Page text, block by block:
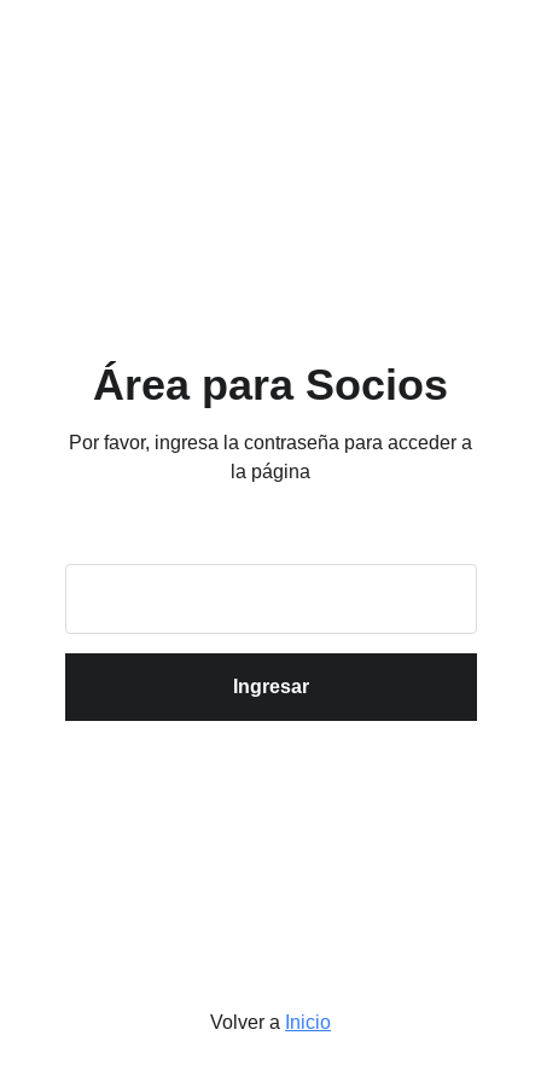
Área para Socios
Por favor, ingresa la contraseña para acceder a
la página
Ingresar
Volver a Inicio